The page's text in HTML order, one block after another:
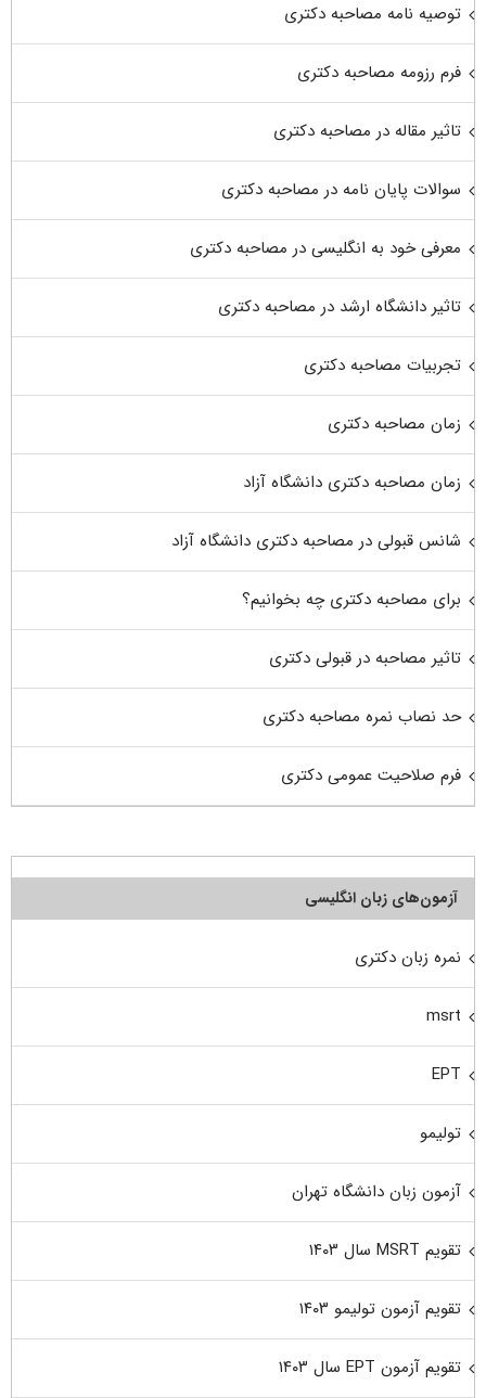
توصیه نامه مصاحبه دکتری
فرم رزومه مصاحبه دکتری
تاثیر مقاله در مصاحبه دکتری
سوالات پایان نامه در مصاحبه دکتری
معرفی خود به انگلیسی در مصاحبه دکتری
تاثیر دانشگاه ارشد در مصاحبه دکتری
تجربیات مصاحبه دکتری
زمان مصاحبه دکتری
زمان مصاحبه دکتری دانشگاه آزاد
شانس قبولی در مصاحبه دکتری دانشگاه آزاد
برای مصاحبه دکتری چه بخوانیم؟
تاثیر مصاحبه در قبولی دکتری
حد نصاب نمره مصاحبه دکتری
فرم صلاحیت عمومی دکتری
آزمون‌های زبان انگلیسی
نمره زبان دکتری
msrt
EPT
تولیمو
آزمون زبان دانشگاه تهران
تقویم MSRT سال ۱۴۰۳
تقویم آزمون تولیمو ۱۴۰۳
تقویم آزمون EPT سال ۱۴۰۳